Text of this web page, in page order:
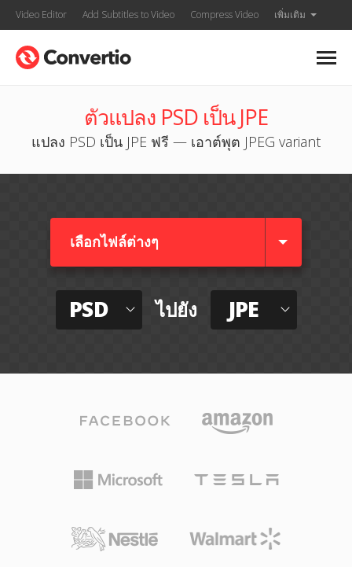
Video Editor Add Subtitles to Video Compress Video เพิ่มเติม
ตัวแปลง PSD เป็น JPE
แปลง PSD เป็น JPE ฟรี — เอาต์พุต JPEG variant
เลือกไฟล์ต่างๆ​
PSD ไปยัง JPE